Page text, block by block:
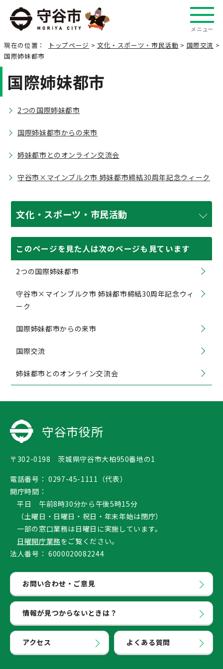
メニュー
現在の位置： トップページ > 文化・スポーツ・市民活動 > 国際交流 >
国際姉妹都市
国際姉妹都市
2つの国際姉妹都市
国際姉妹都市からの来市
姉妹都市とのオンライン交流会
守谷市×マインブルク市 姉妹都市締結30周年記念ウィーク
文化・スポーツ・市民活動
このページを見た人は次のページも見ています
2つの国際姉妹都市
守谷市×マインブルク市 姉妹都市締結30周年記念ウィ
ーク
国際姉妹都市からの来市
国際交流
姉妹都市とのオンライン交流会
守谷市役所
〒302-0198 茨城県守谷市大柏950番地の1
電話番号： 0297-45-1111（代表）
開庁時間：
平日 午前8時30分から午後5時15分
（土曜日・日曜日・祝日・年末年始は閉庁）
一部の窓口業務は日曜日に実施しています。
日曜開庁業務をご覧ください。
法人番号： 6000020082244
お問い合わせ・ご意見
情報が見つからないときは？
アクセス よくある質問